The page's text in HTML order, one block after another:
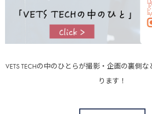
VETS TECHの中のひとらが撮影・企画の裏側
ります！